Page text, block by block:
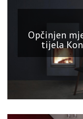
Opčinjen
tijela